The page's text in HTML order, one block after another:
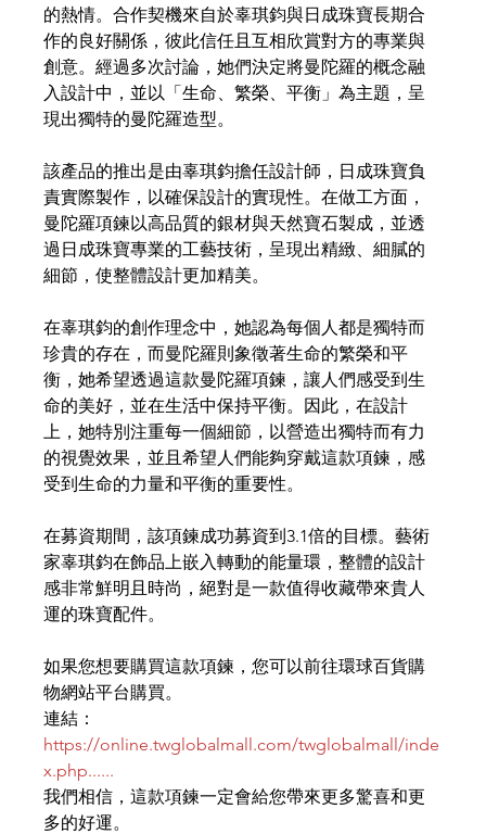
的熱情。合作契機來自於辜琪鈞與日成珠寶長期合
作的良好關係，彼此信任且互相欣賞對方的專業與
創意。經過多次討論，她們決定將曼陀羅的概念融
入設計中，並以「生命、繁榮、平衡」為主題，呈
現出獨特的曼陀羅造型。
該產品的推出是由辜琪鈞擔任設計師，日成珠寶負
責實際製作，以確保設計的實現性。在做工方面，
曼陀羅項鍊以高品質的銀材與天然寶石製成，並透
過日成珠寶專業的工藝技術，呈現出精緻、細膩的
細節，使整體設計更加精美。
在辜琪鈞的創作理念中，她認為每個人都是獨特而
珍貴的存在，而曼陀羅則象徵著生命的繁榮和平
衡，她希望透過這款曼陀羅項鍊，讓人們感受到生
命的美好，並在生活中保持平衡。因此，在設計
上，她特別注重每一個細節，以營造出獨特而有力
的視覺效果，並且希望人們能夠穿戴這款項鍊，感
受到生命的力量和平衡的重要性。
在募資期間，該項鍊成功募資到3.1倍的目標。藝術
家辜琪鈞在飾品上嵌入轉動的能量環，整體的設計
感非常鮮明且時尚，絕對是一款值得收藏帶來貴人
運的珠寶配件。
如果您想要購買這款項鍊，您可以前往環球百貨購
物網站平台購買。
連結：
https://online.twglobalmall.com/twglobalmall/inde
x.php......
我們相信，這款項鍊一定會給您帶來更多驚喜和更
多的好運。